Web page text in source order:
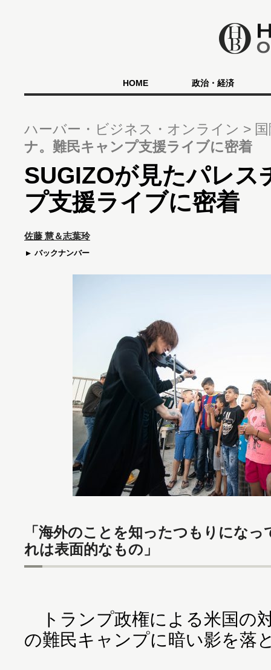
HOME 政治・経済
ハーバー・ビジネス・オンライン
ナ。難民キャンプ支援ライブに密着
SUGIZOが見たパレス
プ支援ライブに密着
佐藤 慧＆志葉玲
バックナンバー
「海外のことを知ったつもりにな
れは表面的なもの」
トランプ政権による米国の
の難民キャンプに暗い影を落